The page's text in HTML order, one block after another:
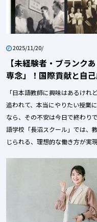
2025/11/20/
【未経験者・ブランク
専念」！国際貢献と自
明会に参加しませんか？
「日本語教師に興味はあるけれど、未経験
追われて、本当にやりたい授業に集中でき
なら、その不安は今日で終わりです。 東京都渋谷区にある国際色
語学校「長沼スクール」では、
じられる、理想的な働き方が実現しています。 長沼ス
1. 「教師の仕事＝雑務に追われる
が最高のパフォーマンスを発揮
負担を徹底的に排除し、先生の